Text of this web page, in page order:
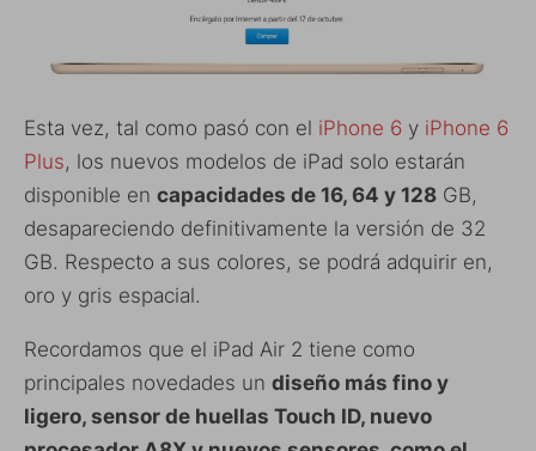
Esta vez, tal como pasó con el iPhone 6 y iPhone 6
Plus, los nuevos modelos de iPad solo estarán
disponible en capacidades de 16, 64 y 128 GB,
desapareciendo definitivamente la versión de 32
GB. Respecto a sus colores, se podrá adquirir en,
oro y gris espacial.
Recordamos que el iPad Air 2 tiene como
principales novedades un diseño más fino y
ligero, sensor de huellas Touch ID, nuevo